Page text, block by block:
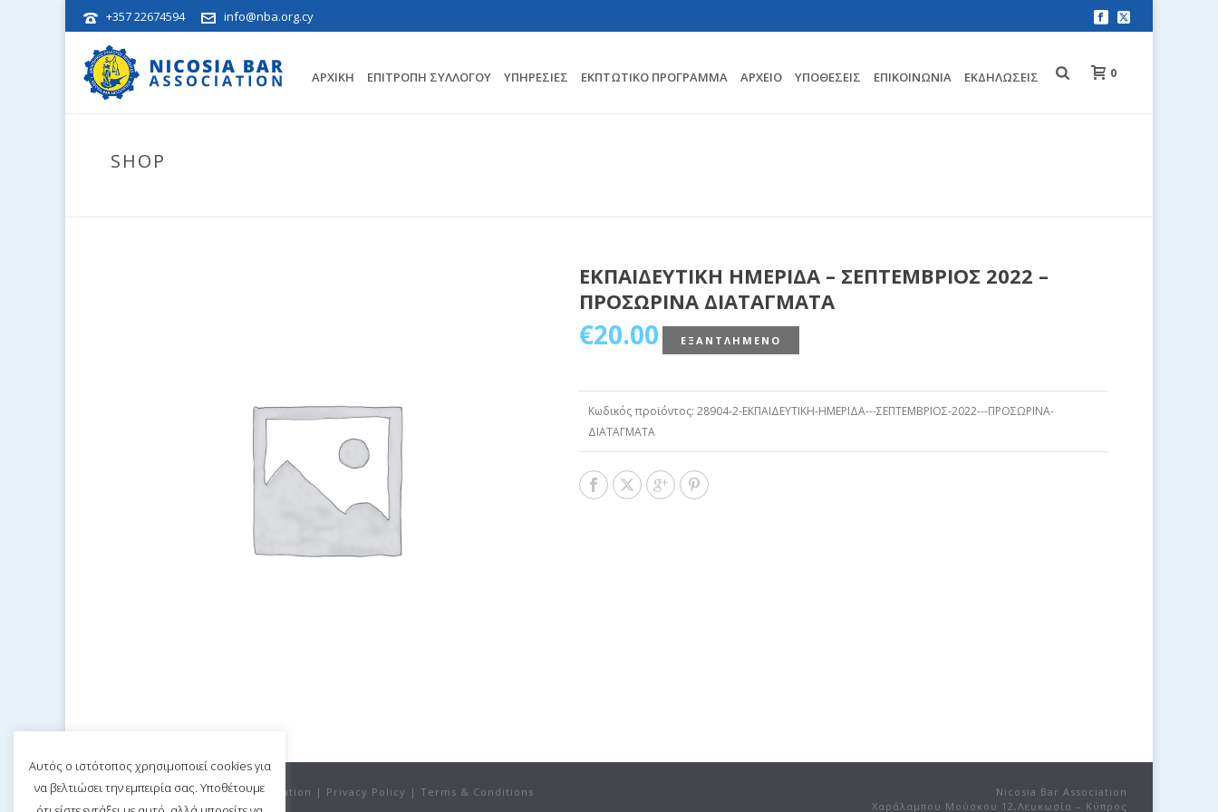
+357 22674594 info@nba.org.cy
ΑΡΧΙΚΉ ΕΠΙΤΡΟΠΗ ΣΥΛΛΟΓΟΥ ΥΠΗΡΕΣΊΕΣ ΕΚΠΤΩΤΙΚΌ ΠΡΌΓΡΑΜΜΑ ΑΡΧΕΊΟ ΥΠΟΘΈΣΕΙΣ EΠΙΚΟΙΝΩΝΊΑ ΕΚΔΗΛΏΣΕΙΣ 0
SHOP
ΕΚΠΑΙΔΕΥΤΙΚΗ ΗΜΕΡΙΔΑ – ΣΕΠΤΕΜΒΡΙΟΣ 2022 –
ΠΡΟΣΩΡΙΝΑ ΔΙΑΤΑΓΜΑΤΑ
€20.00 ΕΞΑΝΤΛΗΜΈΝΟ
Κωδικός προϊόντος: 28904-2-ΕΚΠΑΙΔΕΥΤΙΚΗ-ΗΜΕΡΙΔΑ---ΣΕΠΤΕΜΒΡΙΟΣ-2022---ΠΡΟΣΩΡΙΝΑ-
ΔΙΑΤΑΓΜΑΤΑ
©Copyright 2020 Nicosia Bar Association | Privacy Policy | Terms & Conditions
Nicosia Bar Association
Χαράλαμπου Μούσκου 12,Λευκωσία – Κύπρος
Αυτός ο ιστότοπος χρησιμοποιεί cookies για
να βελτιώσει την εμπειρία σας. Υποθέτουμε